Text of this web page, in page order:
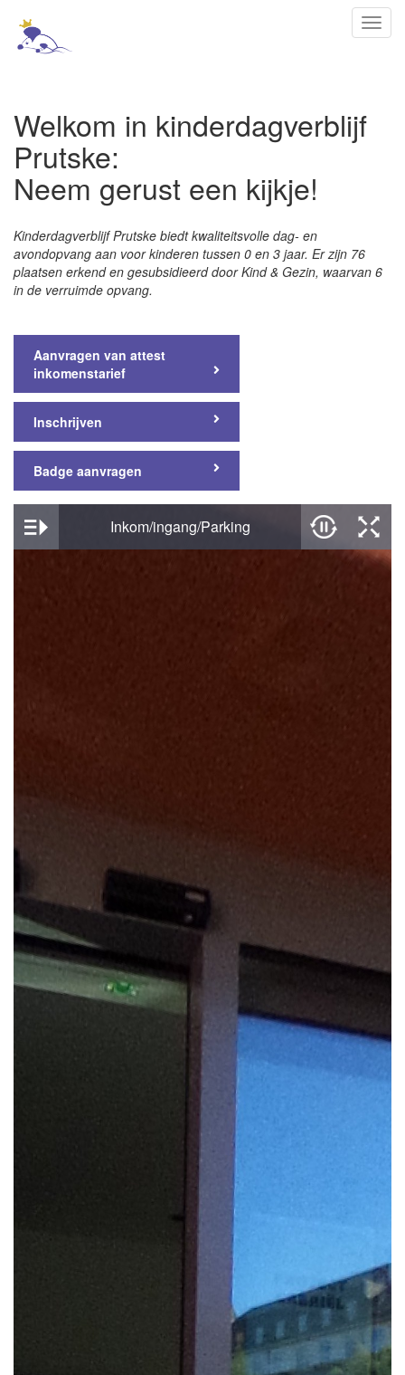
Welkom in kinderdagverblijf
Prutske:
Neem gerust een kijkje!
Kinderdagverblijf Prutske biedt kwaliteitsvolle dag- en
avondopvang aan voor kinderen tussen 0 en 3 jaar. Er zijn 76
plaatsen erkend en gesubsidieerd door Kind & Gezin, waarvan 6
in de verruimde opvang.
Aanvragen van attest
inkomenstarief
Inschrijven
Badge aanvragen